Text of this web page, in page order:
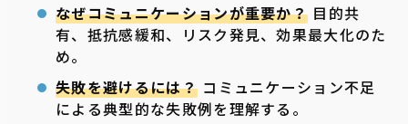
なぜコミュニケーションが重要か？ 目的共
有、抵抗感緩和、リスク発見、効果最大化のた
め。
失敗を避けるには？コミュニケーション不足
による典型的な失敗例を理解する。